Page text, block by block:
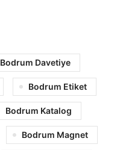
Bodrum Davetiye
Bodrum Etiket
Bodrum Katalog
Bodrum Magnet